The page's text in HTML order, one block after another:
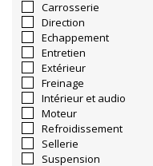
Carrosserie
Direction
Echappement
Entretien
Extérieur
Freinage
Intérieur et audio
Moteur
Refroidissement
Sellerie
Suspension